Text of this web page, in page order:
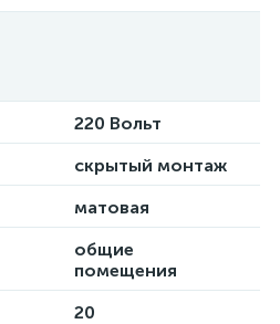
220 Вольт
скрытый монтаж
матовая
общие
помещения
20